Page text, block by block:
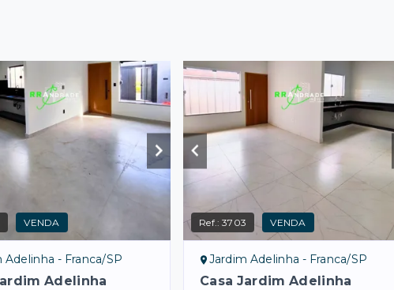
VENDA
Adelinha - Franca/SP
Adelinha
Ref.:3703 VENDA
Jardim Adelinha - Franca/SP
Casa Jardim Adelinha